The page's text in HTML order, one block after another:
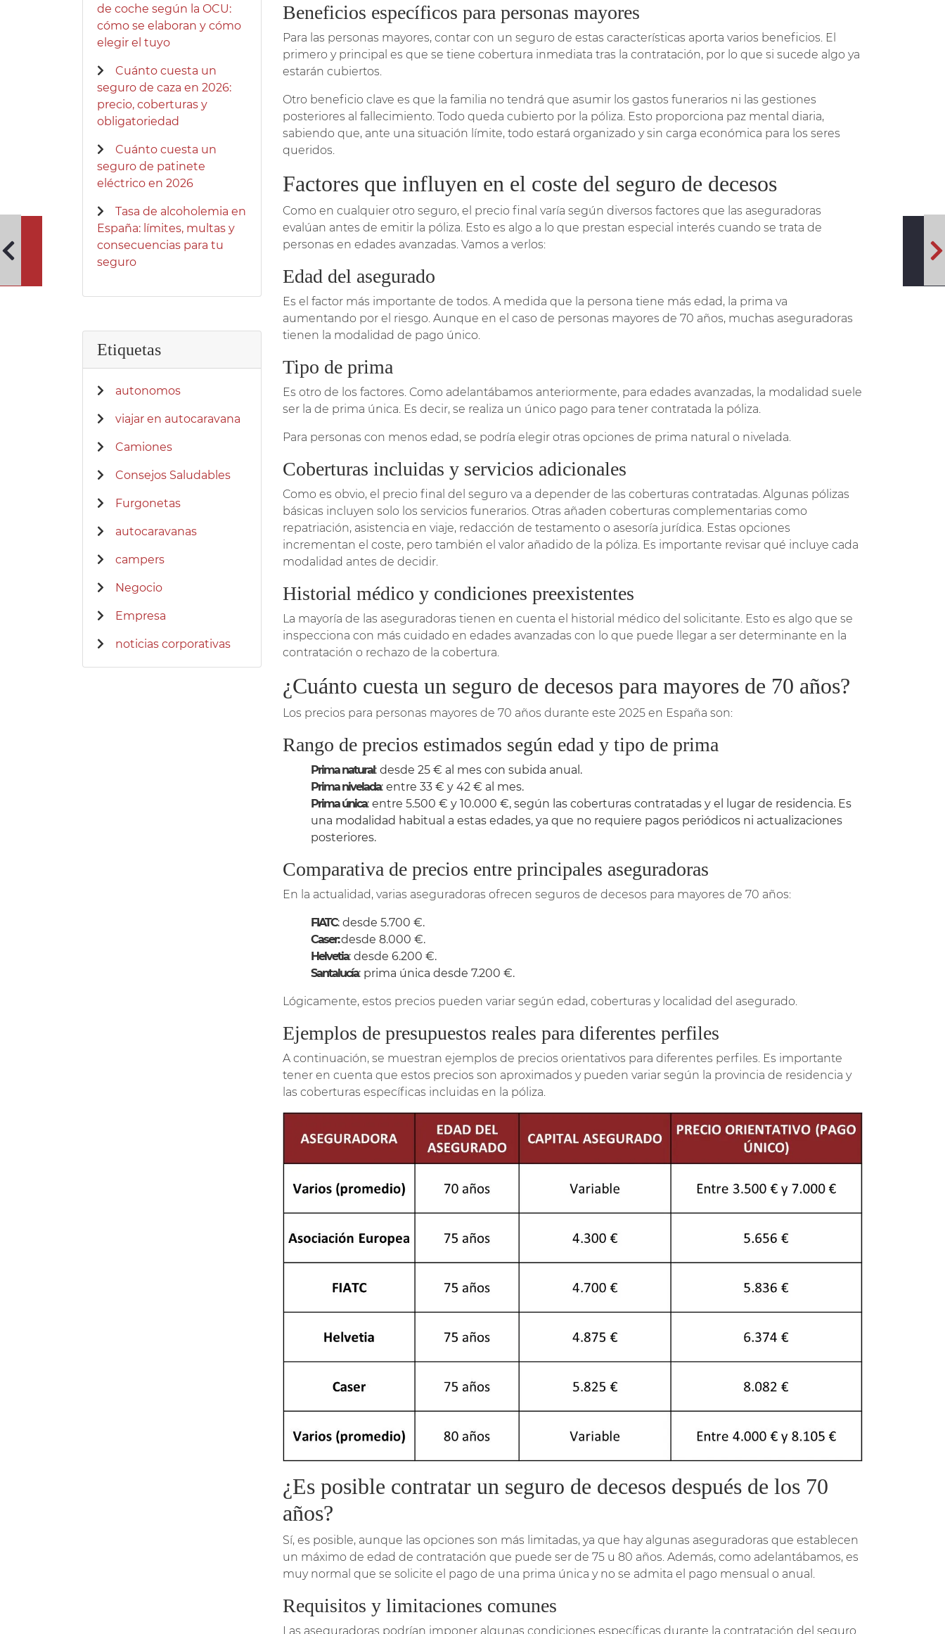
Beneficios específicos para personas mayores
Para las personas mayores, contar con un seguro de estas características aporta varios beneficios. El
primero y principal es que se tiene cobertura inmediata tras la contratación, por lo que si sucede algo ya
estarán cubiertos.
Otro beneficio clave es que la familia no tendrá que asumir los gastos funerarios ni las gestiones
posteriores al fallecimiento. Todo queda cubierto por la póliza. Esto proporciona paz mental diaria,
sabiendo que, ante una situación límite, todo estará organizado y sin carga económica para los seres
queridos.
Factores que influyen en el coste del seguro de decesos
Como en cualquier otro seguro, el precio final varía según diversos factores que las aseguradoras
evalúan antes de emitir la póliza. Esto es algo a lo que prestan especial interés cuando se trata de
personas en edades avanzadas. Vamos a verlos:
Edad del asegurado
Es el factor más importante de todos. A medida que la persona tiene más edad, la prima va
aumentando por el riesgo. Aunque en el caso de personas mayores de 70 años, muchas aseguradoras
tienen la modalidad de pago único.
Tipo de prima
Es otro de los factores. Como adelantábamos anteriormente, para edades avanzadas, la modalidad suele
ser la de prima única. Es decir, se realiza un único pago para tener contratada la póliza.
Para personas con menos edad, se podría elegir otras opciones de prima natural o nivelada.
Coberturas incluidas y servicios adicionales
Como es obvio, el precio final del seguro va a depender de las coberturas contratadas. Algunas pólizas
básicas incluyen solo los servicios funerarios. Otras añaden coberturas complementarias como
repatriación, asistencia en viaje, redacción de testamento o asesoría jurídica. Estas opciones
incrementan el coste, pero también el valor añadido de la póliza. Es importante revisar qué incluye cada
modalidad antes de decidir.
Historial médico y condiciones preexistentes
La mayoría de las aseguradoras tienen en cuenta el historial médico del solicitante. Esto es algo que se
inspecciona con más cuidado en edades avanzadas con lo que puede llegar a ser determinante en la
contratación o rechazo de la cobertura.
¿Cuánto cuesta un seguro de decesos para mayores de 70 años?
Los precios para personas mayores de 70 años durante este 2025 en España son:
Rango de precios estimados según edad y tipo de prima
Prima natural: desde 25 € al mes con subida anual.
Prima nivelada: entre 33 € y 42 € al mes.
Prima única: entre 5.500 € y 10.000 €, según las coberturas contratadas y el lugar de residencia. Es
una modalidad habitual a estas edades, ya que no requiere pagos periódicos ni actualizaciones
posteriores.
Comparativa de precios entre principales aseguradoras
En la actualidad, varias aseguradoras ofrecen seguros de decesos para mayores de 70 años:
FIATC: desde 5.700 €.
Caser:desde 8.000 €.
Helvetia: desde 6.200 €.
Santalucía: prima única desde 7.200 €.
Lógicamente, estos precios pueden variar según edad, coberturas y localidad del asegurado.
Ejemplos de presupuestos reales para diferentes perfiles
A continuación, se muestran ejemplos de precios orientativos para diferentes perfiles. Es importante
tener en cuenta que estos precios son aproximados y pueden variar según la provincia de residencia y
las coberturas específicas incluidas en la póliza.
¿Es posible contratar un seguro de decesos después de los 70
años?
Sí, es posible, aunque las opciones son más limitadas, ya que hay algunas aseguradoras que establecen
un máximo de edad de contratación que puede ser de 75 u 80 años. Además, como adelantábamos, es
muy normal que se solicite el pago de una prima única y no se admita el pago mensual o anual.
Requisitos y limitaciones comunes
Las aseguradoras podrían imponer algunas condiciones específicas durante la contratación del seguro
de coche según la OCU:
cómo se elaboran y cómo
elegir el tuyo
Cuánto cuesta un
seguro de caza en 2026:
precio, coberturas y
obligatoriedad
Cuánto cuesta un
seguro de patinete
eléctrico en 2026
Tasa de alcoholemia en
España: límites, multas y
consecuencias para tu
seguro
Etiquetas
autonomos
viajar en autocaravana
Camiones
Consejos Saludables
Furgonetas
autocaravanas
campers
Negocio
Empresa
noticias corporativas